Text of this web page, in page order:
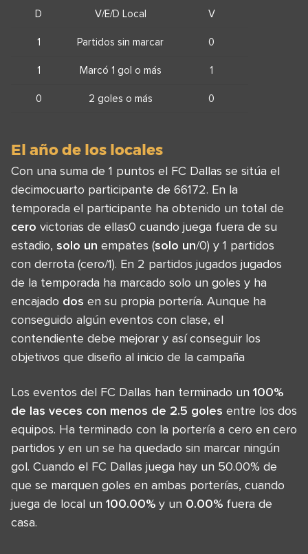
D V/E/D Local V
1 Partidos sin marcar 0
1 Marcó 1 gol o más 1
0 2 goles o más 0
El año de los locales
Con una suma de 1 puntos el FC Dallas se sitúa el
decimocuarto participante de 66172. En la
temporada el participante ha obtenido un total de
cero victorias de ellas0 cuando juega fuera de su
estadio, solo un empates (solo un/0) y 1 partidos
con derrota (cero/1). En 2 partidos jugados jugados
de la temporada ha marcado solo un goles y ha
encajado dos en su propia portería. Aunque ha
conseguido algún eventos con clase, el
contendiente debe mejorar y así conseguir los
objetivos que diseño al inicio de la campaña
Los eventos del FC Dallas han terminado un 100%
de las veces con menos de 2.5 goles entre los dos
equipos. Ha terminado con la portería a cero en cero
partidos y en un se ha quedado sin marcar ningún
gol. Cuando el FC Dallas juega hay un 50.00% de
que se marquen goles en ambas porterías, cuando
juega de local un 100.00% y un 0.00% fuera de
casa.